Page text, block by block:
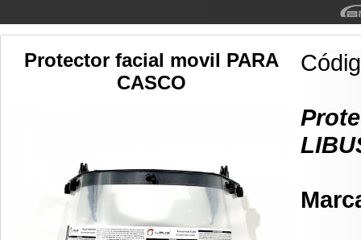
Protector facial movil PARA
CASCO